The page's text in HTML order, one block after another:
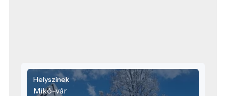
Helyszínek
Mikó-vár